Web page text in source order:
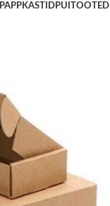
PAPPKASTIDPUITOOTED